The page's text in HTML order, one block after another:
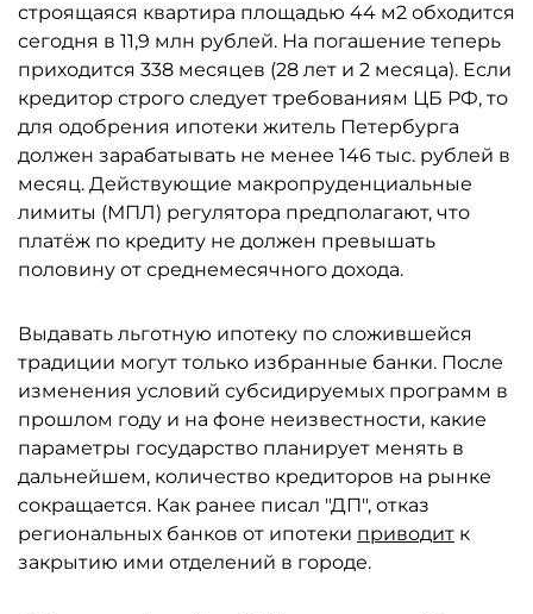
строящаяся квартира площадью 44 м2 обходится
сегодня в 11,9 млн рублей. На погашение теперь
приходится 338 месяцев (28 лет и 2 месяца). Если
кредитор строго следует требованиям ЦБ РФ, то
для одобрения ипотеки житель Петербурга
должен зарабатывать не менее 146 тыс. рублей в
месяц. Действующие макропруденциальные
лимиты (МПЛ) регулятора предполагают, что
платёж по кредиту не должен превышать
половину от среднемесячного дохода.
Выдавать льготную ипотеку по сложившейся
традиции могут только избранные банки. После
изменения условий субсидируемых программ в
прошлом году и на фоне неизвестности, какие
параметры государство планирует менять в
дальнейшем, количество кредиторов на рынке
сокращается. Как ранее писал "ДП", отказ
региональных банков от ипотеки приводит к
закрытию ими отделений в городе.